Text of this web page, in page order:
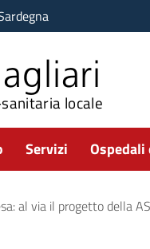
locale
Servizi
al via il progetto della